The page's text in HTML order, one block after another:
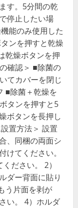
す。5分間の乾
停止したい場
能のみ使用した
ンを押すと乾燥
乾燥ボタンを押
確認＞ ■除菌の
てカバーを閉じ
■除菌＋乾燥を
タンを押すと5
ボタンを長押し
置方法＞ 設置
、同梱の両面シ
けてください。
ださい。 2）
ダー背面に貼り
う片面を剥が
い。 4）ホルダ